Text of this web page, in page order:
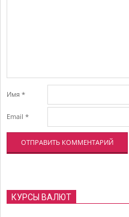
Имя *
Email *
КУРСЫ ВАЛЮТ